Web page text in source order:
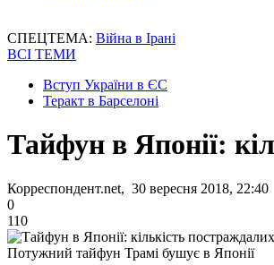
СПЕЦТЕМА: Війна в Ірані
ВСІ ТЕМИ
Вступ України в ЄС
Теракт в Барселоні
Тайфун в Японії:
Корреспондент.net, 30 вересня 2018, 22:40
0
110
Потужний тайфун Трамі бушує в Японії